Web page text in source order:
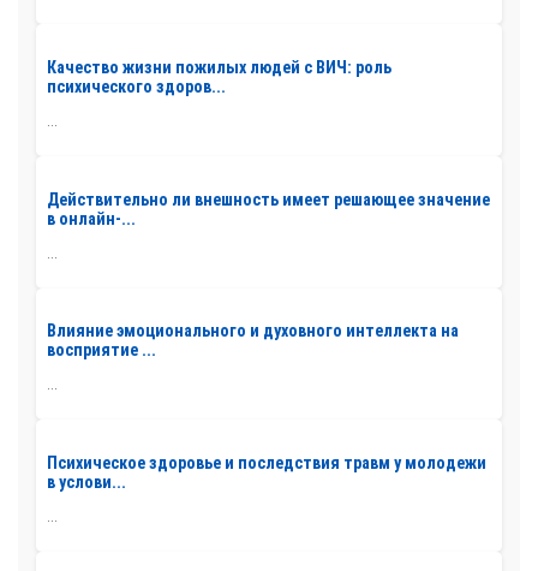
Качество жизни пожилых людей с ВИЧ: роль
психического здоров...
...
Действительно ли внешность имеет решающее значение
в онлайн-...
Влияние эмоционального и духовного интеллекта на
восприятие ...
...
Психическое здоровье и последствия травм у молодежи
в услови...